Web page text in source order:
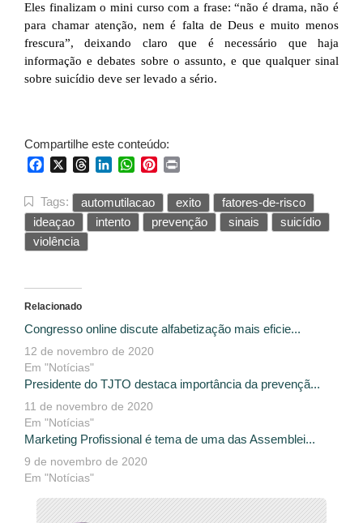
Eles finalizam o mini curso com a frase: “não é drama, não é
para chamar atenção, nem é falta de Deus e muito menos
frescura”, deixando claro que é necessário que haja
informação e debates sobre o assunto, e que qualquer sinal
sobre suicídio deve ser levado a sério.
Compartilhe este conteúdo:
FacebookThreadsLinkedInWhatsApp
Pinterest
Tags: automutilacao exito
fatores-de-risco
ideaçao
intento prevenção sinais
suicídio
violência
Relacionado
Congresso online discute alfabetização mais eficie...
12 de novembro de 2020
Em "Notícias"
Presidente do TJTO destaca importância da prevençã...
11 de novembro de 2020
Em "Notícias"
Marketing Profissional é tema de uma das Assemblei...
9 de novembro de 2020
Em "Notícias"